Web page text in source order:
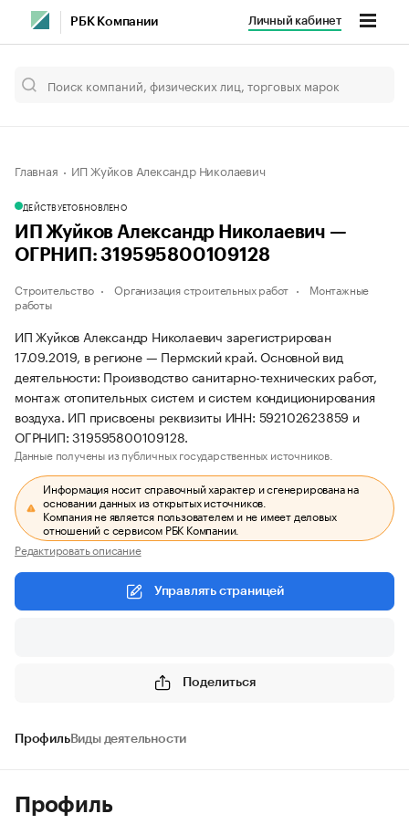
РБК Компании Личный кабинет
Главная ИП Жуйков Александр Николаевич
ДЕЙСТВУЕТОБНОВЛЕНО
ИП Жуйков Александр Николаевич —
ОГРНИП: 319595800109128
Строительство Организация строительных работ
Монтажные
работы
ИП Жуйков Александр Николаевич зарегистрирован
17.09.2019, в регионе — Пермский край. Основной вид
деятельности: Производство санитарно-технических работ,
монтаж отопительных систем и систем кондиционирования
воздуха. ИП присвоены реквизиты ИНН: 592102623859 и
ОГРНИП: 319595800109128.
Данные получены из публичных государственных источников.
Информация носит справочный характер и сгенерирована на
основании данных из открытых источников.
Компания не является пользователем и не имеет деловых
отношений с сервисом РБК Компании.
Редактировать описание
Управлять страницей
Поделиться
ПрофильВиды деятельности
Профиль